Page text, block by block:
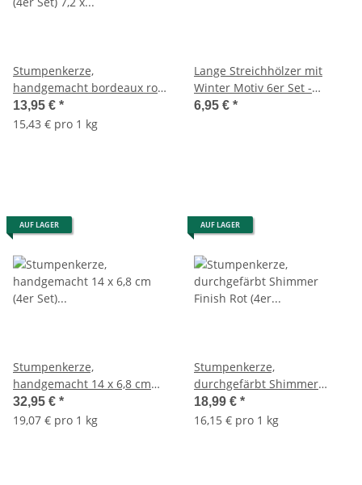
Stumpenkerze,
handgemacht bordeaux rot
(4er Set) 7,2 x 6,8 cm - Kerze
für Adventskranz, Kerzen
13,95 € *
15,43 € pro 1 kg
Lange Streichhölzer mit
Winter Motiv 6er Set -
Streichhölzer, Kaminhölzer,
6,95 € *
AUF LAGER
Stumpenkerze,
handgemacht 14 x 6,8 cm
(4er Set) Rot-Gold-Metallic -
Kerze für Adventskranz,
32,95 € *
19,07 € pro 1 kg
AUF LAGER
Stumpenkerze,
durchgefärbt Shimmer
Finish Rot (4er Set) 9 x 6,8
cm - Kerze für
18,99 € *
16,15 € pro 1 kg